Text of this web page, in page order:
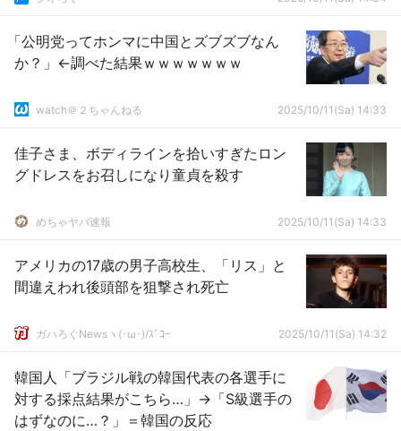
「公明党ってホンマに中国とズブズブなん
か？」←調べた結果ｗｗｗｗｗｗｗ
watch＠２ちゃんねる 2025/10/11(Sa) 14:33
佳子さま、ボディラインを拾いすぎたロン
グドレスをお召しになり童貞を殺す
めちゃヤバ速報 2025/10/11(Sa) 14:33
アメリカの17歳の男子高校生、「リス」と
間違えわれ後頭部を狙撃され死亡
ガハろぐNewsヽ(･ω･)/ｽﾞｺｰ 2025/10/11(Sa) 14:32
韓国人「ブラジル戦の韓国代表の各選手に
対する採点結果がこちら…」→「S級選手の
はずなのに…？」＝韓国の反応